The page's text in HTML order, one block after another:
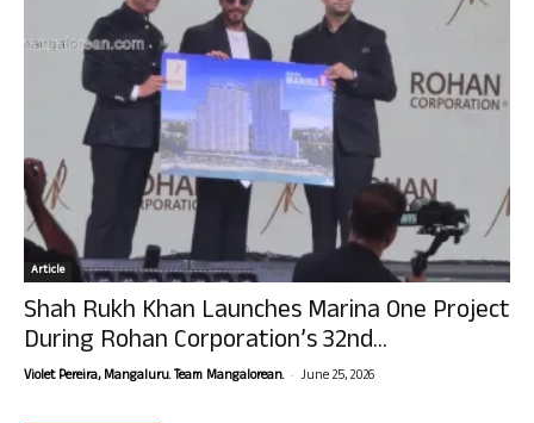
Article
Shah Rukh Khan Launches Marina One Project
During Rohan Corporation’s 32nd...
Violet Pereira, Mangaluru. Team Mangalorean. - June 25, 2026